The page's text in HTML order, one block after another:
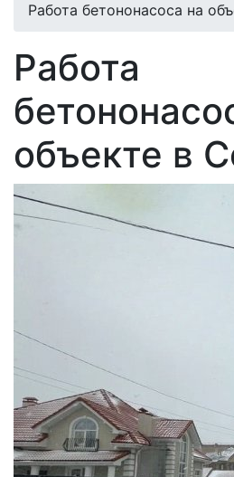
Работа бетононасоса на
Работа
объекте в